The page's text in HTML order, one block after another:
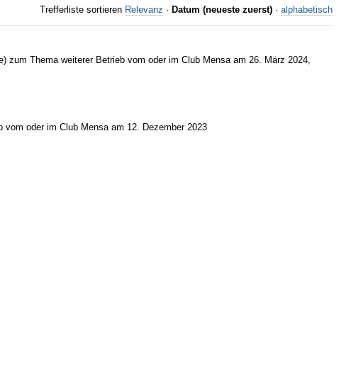
Trefferliste sortieren Relevanz · Datum (neueste zuerst) · alphabetisch
Thema weiterer Betrieb vom oder im Club Mensa am 26. März 2024,
oder im Club Mensa am 12. Dezember 2023